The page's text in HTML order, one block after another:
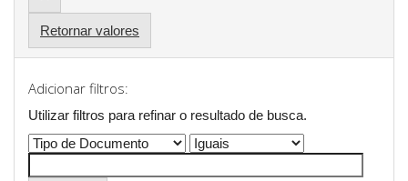
Retornar valores
Adicionar filtros:
Utilizar filtros para refinar o resultado de busca.